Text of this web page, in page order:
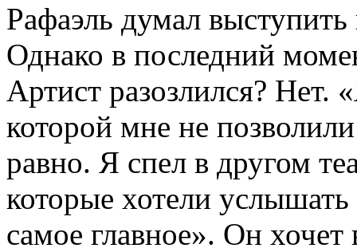
Рафаэль думал выступить
Однако в последний
Артист разозлился?
которой мне не
равно. Я спел в другом
которые хотели
самое главное». Он